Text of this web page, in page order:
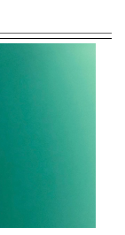
วย Simulator
ำหรับเรซที่
งนี้ อย่างแรก
พวกคุณหลาย
รัวที่ไอร์แลนด์
ยามหลีกเลี่ยง
ารเดิมพันกับ
น่) ดังนั้นสัปดาห์
ร่วมกับยูกิซัง